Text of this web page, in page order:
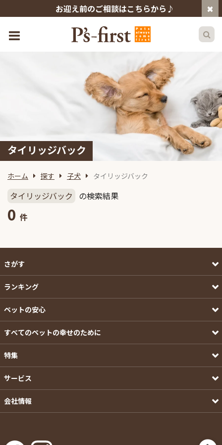
お迎え前のご相談はこちらから♪
タイリッジバック
ホーム 探す 子犬 タイリッジバック
タイリッジバック の検索結果
0 件
さがす
ランキング
ペットの安心
すべてのペットの幸せのために
特集
サービス
会社情報